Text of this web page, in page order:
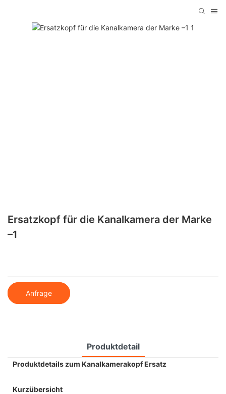
Ersatzkopf für die Kanalkamera der Marke
–1
Anfrage
Produktdetail
Produktdetails zum Kanalkamerakopf Ersatz
Kurzübersicht